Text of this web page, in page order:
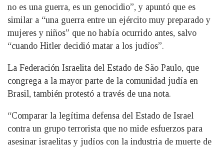
no es una guerra, es un genocidio”, y apuntó que es
similar a “una guerra entre un ejército muy preparado y
mujeres y niños” que no había ocurrido antes, salvo
“cuando Hitler decidió matar a los judíos”.
La Federación Israelita del Estado de São Paulo, que
congrega a la mayor parte de la comunidad judía en
Brasil, también protestó a través de una nota.
“Comparar la legítima defensa del Estado de Israel
contra un grupo terrorista que no mide esfuerzos para
asesinar israelitas y judíos con la industria de muerte de